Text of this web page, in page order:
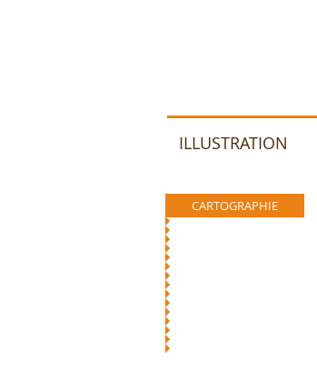
ILLUSTRATION
CARTOGRAPHIE